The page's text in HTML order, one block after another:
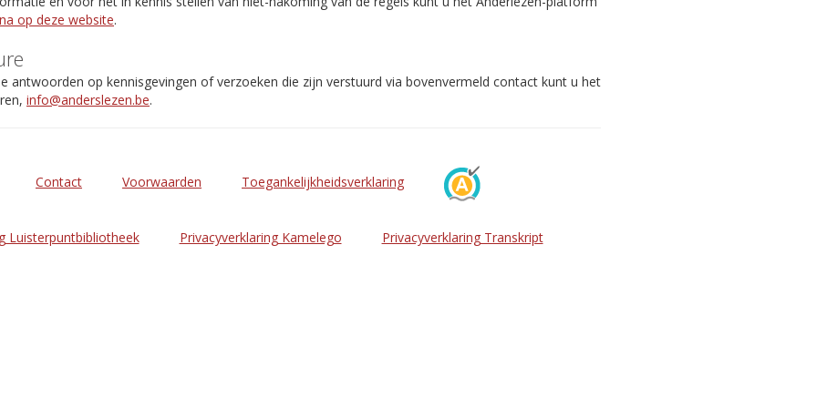
op deze website.
antwoorden op kennisgevingen of verzoeken die zijn verstuurd via bovenvermeld contact kunt u het
info@anderslezen.be.
Contact Voorwaarden Toegankelijkheidsverklaring
Luisterpuntbibliotheek Privacyverklaring Kamelego Privacyverklaring Transkript